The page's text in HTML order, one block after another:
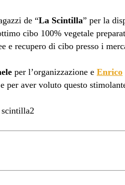
de “La Scintilla” per la
cibo 100% vegetale
e recupero di cibo presso i
per l’organizzazione eEnrico
per aver voluto questo